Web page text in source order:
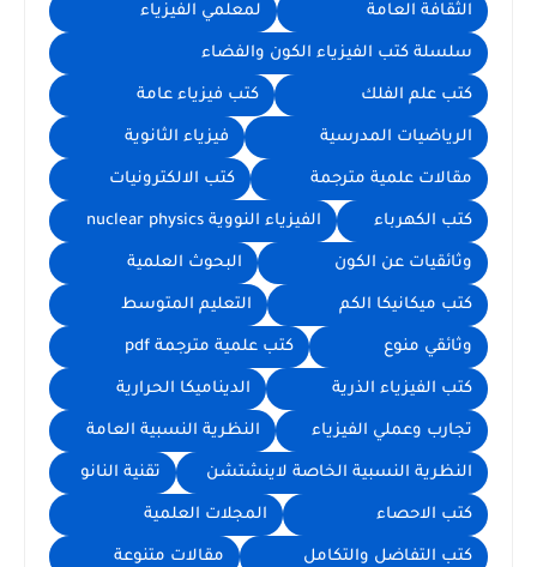
الثقافة العامة لمعلمي الفيزياء
سلسلة كتب الفيزياء الكون والفضاء
كتب علم الفلك كتب فيزياء عامة
الرياضيات المدرسية فيزياء الثانوية
مقالات علمية مترجمة كتب الالكترونيات
كتب الكهرباء الفيزياء النووية nuclear physics
وثائقيات عن الكون البحوث العلمية
كتب ميكانيكا الكم التعليم المتوسط
وثائقي منوع كتب علمية مترجمة pdf
كتب الفيزياء الذرية الديناميكا الحرارية
تجارب وعملي الفيزياء النظرية النسبية العامة
النظرية النسبية الخاصة لاينشتشن تقنية النانو
كتب الاحصاء المجلات العلمية
كتب التفاضل والتكامل مقالات متنوعة